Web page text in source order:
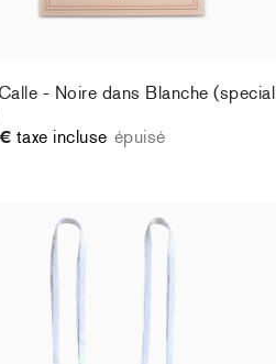
- Noire dans Blanche (special
taxe incluse épuisé
- À toi de faire, ma mignonne -
taxe incluse